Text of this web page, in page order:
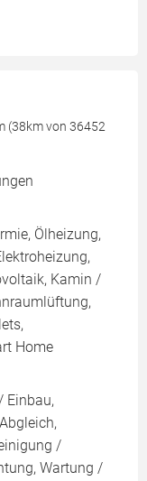
(38km von 36452
Ölheizung,
Kamin /
Home
Einbau,
/
Wartung /